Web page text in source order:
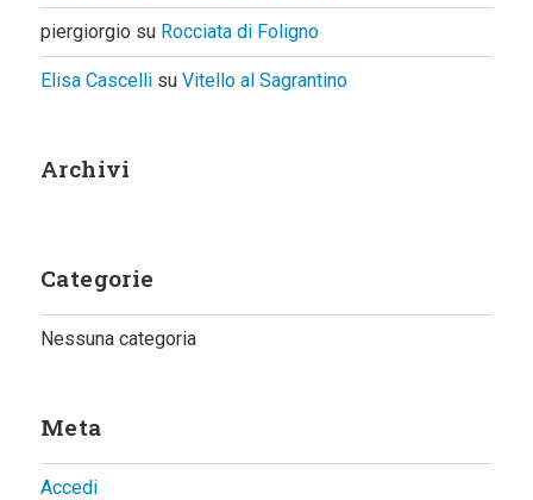
piergiorgio su Rocciata di Foligno
Elisa Cascellisu Vitello al Sagrantino
Archivi
Categorie
Nessuna categoria
Meta
Accedi